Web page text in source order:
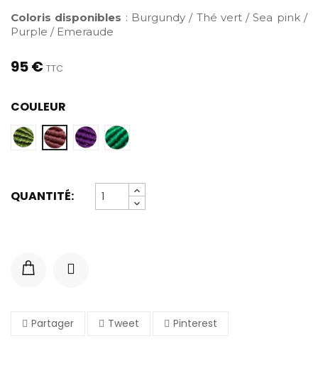
Coloris disponibles : Burgundy / Thé vert / Sea pink /
Purple / Emeraude
95 € TTC
COULEUR
Thé
Sea
PurpleEmeraude
QUANTITÉ:
Partager Tweet Pinterest